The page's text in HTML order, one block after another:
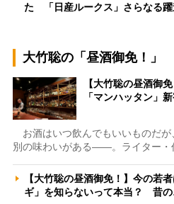
た 「日産ルークス」さらなる
大竹聡の「昼酒御免！」
【大竹聡の昼酒御
「マンハッタン」
お酒はいつ飲んでもいいものだが
別の味わいがある――。ライター・
【大竹聡の昼酒御免！】今の若
ギ」を知らないって本当？ 昔